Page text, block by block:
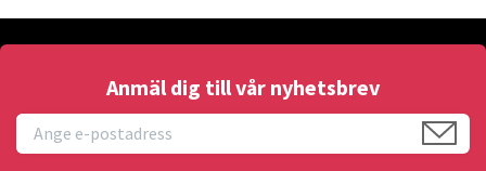
Anmäl dig till vår nyhetsbrev